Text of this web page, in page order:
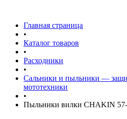
Главная страница
•
Каталог товаров
•
Расходники
•
Сальники и пыльники —
мототехники
•
Пыльники вилки CHAKIN 57-